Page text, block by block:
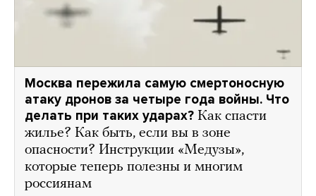
Москва пережила самую смертоносную
атаку дронов за четыре года войны. Что
делать при таких ударах? Как спасти
жилье? Как быть, если вы в зоне
опасности? Инструкции «Медузы»,
которые теперь полезны и многим
россиянам